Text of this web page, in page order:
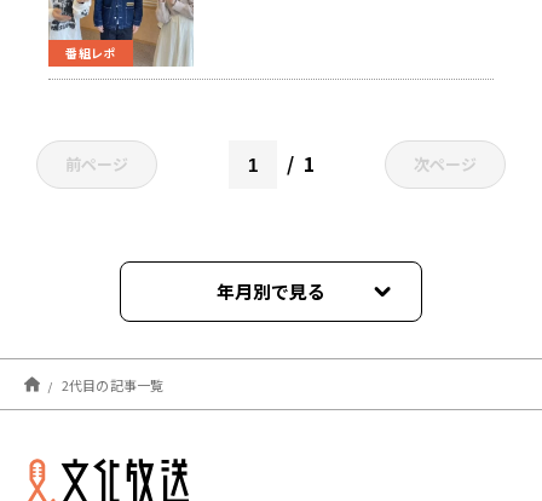
番組レポ
前ページ 1 次ページ
年月別で見る
2024年04月
2024年03月
2023年03月
2代目の記事一覧